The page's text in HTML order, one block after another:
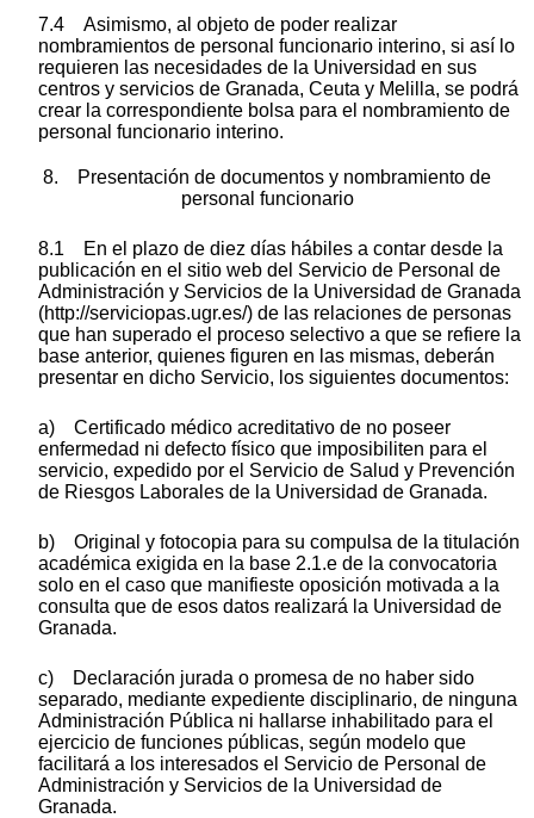
7.4 Asimismo, al objeto de poder realizar
nombramientos de personal funcionario interino, si así lo
requieren las necesidades de la Universidad en sus
centros y servicios de Granada, Ceuta y Melilla, se podrá
crear la correspondiente bolsa para el nombramiento de
personal funcionario interino.
8. Presentación de documentos y nombramiento de
personal funcionario
8.1 En el plazo de diez días hábiles a contar desde la
publicación en el sitio web del Servicio de Personal de
Administración y Servicios de la Universidad de Granada
(http://serviciopas.ugr.es/) de las relaciones de personas
que han superado el proceso selectivo a que se refiere la
base anterior, quienes figuren en las mismas, deberán
presentar en dicho Servicio, los siguientes documentos:
a) Certificado médico acreditativo de no poseer
enfermedad ni defecto físico que imposibiliten para el
servicio, expedido por el Servicio de Salud y Prevención
de Riesgos Laborales de la Universidad de Granada.
b) Original y fotocopia para su compulsa de la titulación
académica exigida en la base 2.1.e de la convocatoria
solo en el caso que manifieste oposición motivada a la
consulta que de esos datos realizará la Universidad de
Granada.
c) Declaración jurada o promesa de no haber sido
separado, mediante expediente disciplinario, de ninguna
Administración Pública ni hallarse inhabilitado para el
ejercicio de funciones públicas, según modelo que
facilitará a los interesados el Servicio de Personal de
Administración y Servicios de la Universidad de
Granada.